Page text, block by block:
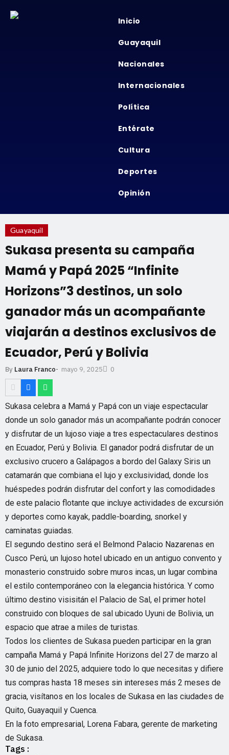
Inicio
Guayaquil
Nacionales
Internacionales
Política
Entérate
Cultura
Deportes
Opinión
Guayaquil
Sukasa presenta su campaña
Mamá y Papá 2025 “Infinite
Horizons”3 destinos, un solo
ganador más un acompañante
viajarán a destinos exclusivos de
Ecuador, Perú y Bolivia
By Laura Franco- mayo 9, 2025 0
Sukasa celebra a Mamá y Papá con un viaje espectacular
donde un solo ganador más un acompañante podrán conocer
y disfrutar de un lujoso viaje a tres espectaculares destinos
en Ecuador, Perú y Bolivia. El ganador podrá disfrutar de un
exclusivo crucero a Galápagos a bordo del Galaxy Siris un
catamarán que combiana el lujo y exclusividad, donde los
huéspedes podrán disfrutar del confort y las comodidades
de este palacio flotante que incluye actividades de excursión
y deportes como kayak, paddle-boarding, snorkel y
caminatas guiadas.
El segundo destino será el Belmond Palacio Nazarenas en
Cusco Perú, un lujoso hotel ubicado en un antiguo convento y
monasterio construido sobre muros incas, un lugar combina
el estilo contemporáneo con la elegancia histórica. Y como
último destino visisitán el Palacio de Sal, el primer hotel
construido con bloques de sal ubicado Uyuni de Bolivia, un
espacio que atrae a miles de turistas.
Todos los clientes de Sukasa pueden participar en la gran
campaña Mamá y Papá Infinite Horizons del 27 de marzo al
30 de junio del 2025, adquiere todo lo que necesitas y difiere
tus compras hasta 18 meses sin intereses más 2 meses de
gracia, visítanos en los locales de Sukasa en las ciudades de
Quito, Guayaquil y Cuenca.
En la foto empresarial, Lorena Fabara, gerente de marketing
de Sukasa.
Tags :